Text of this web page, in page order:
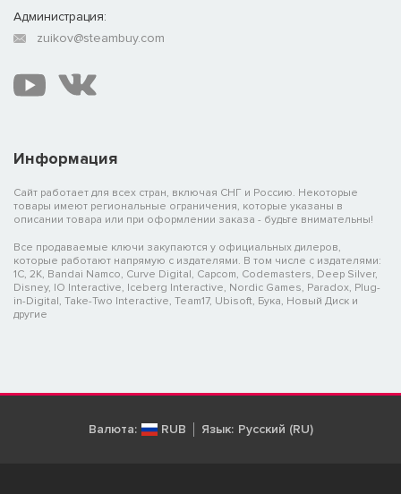
Информация
Сайт работает для всех стран, включая СНГ и Россию. Некоторые
товары имеют региональные ограничения, которые указаны в
описании товара или при оформлении заказа - будьте внимательны!
Все продаваемые ключи закупаются у официальных дилеров,
которые работают напрямую с издателями. В том числе с издателями:
1C, 2K, Bandai Namco, Curve Digital, Capcom, Codemasters, Deep Silver,
Disney, IO Interactive, Iceberg Interactive, Nordic Games, Paradox, Plug-
in-Digital, Take-Two Interactive, Team17, Ubisoft, Бука, Новый Диск и
другие
Администрация:
zuikov@steambuy.com
Валюта: RUB Язык: Русский (RU)